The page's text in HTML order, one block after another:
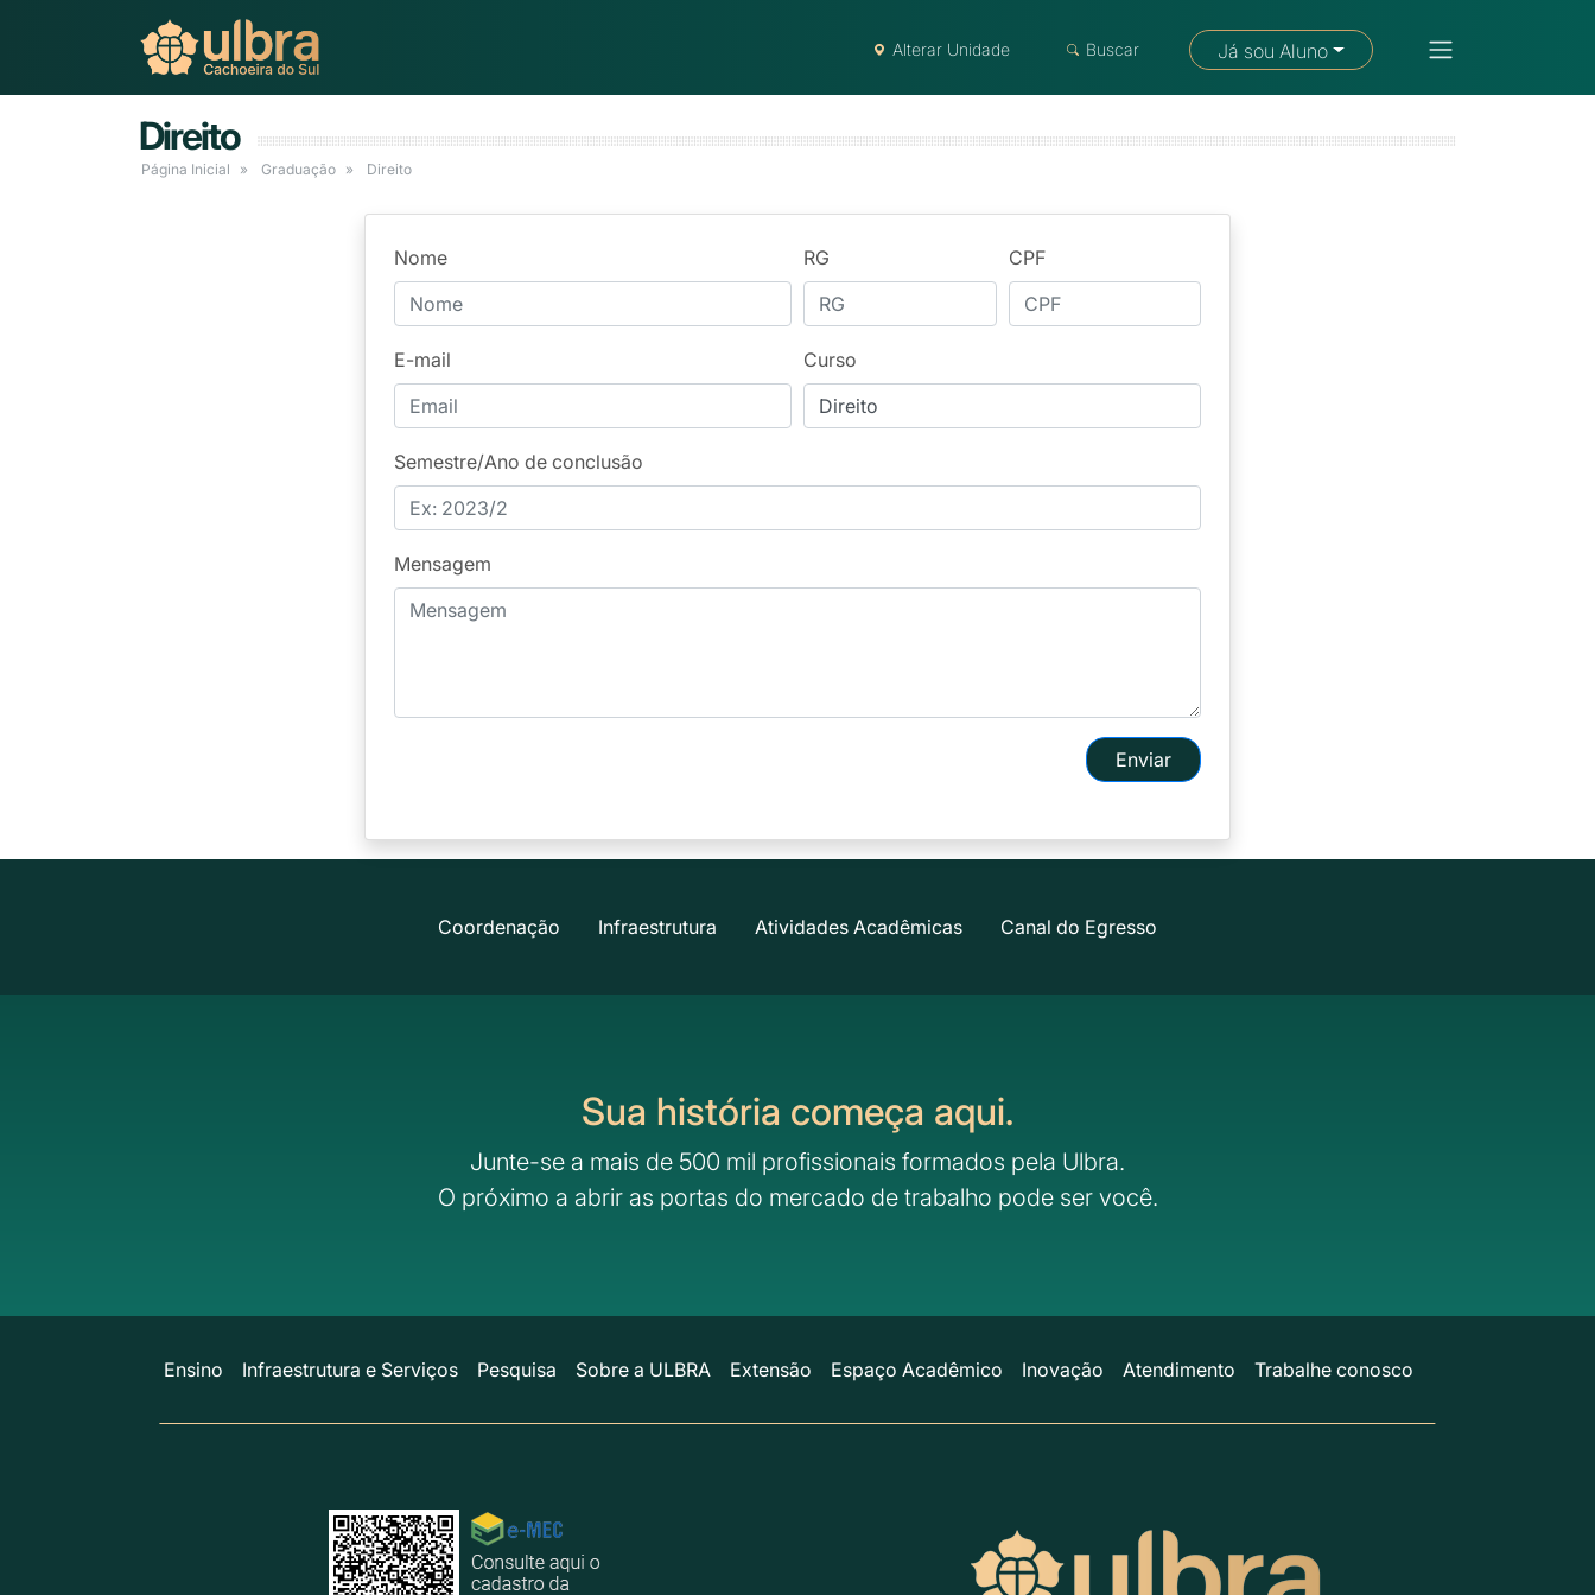
Fale com um consultor
Alterar Unidade Buscar Já sou Aluno
Direito
Página Inicial Graduação Direito
Nome RG CPF
E-mail Curso
Semestre/Ano de conclusão
Mensagem
Enviar
Coordenação Infraestrutura Atividades Acadêmicas Canal do Egresso
Sua história começa aqui.
Junte-se a mais de 500 mil profissionais formados pela Ulbra.
O próximo a abrir as portas do mercado de trabalho pode ser você.
Ensino Infraestrutura e Serviços Pesquisa Sobre a ULBRA Extensão Espaço Acadêmico Inovação Atendimento Trabalhe conosco